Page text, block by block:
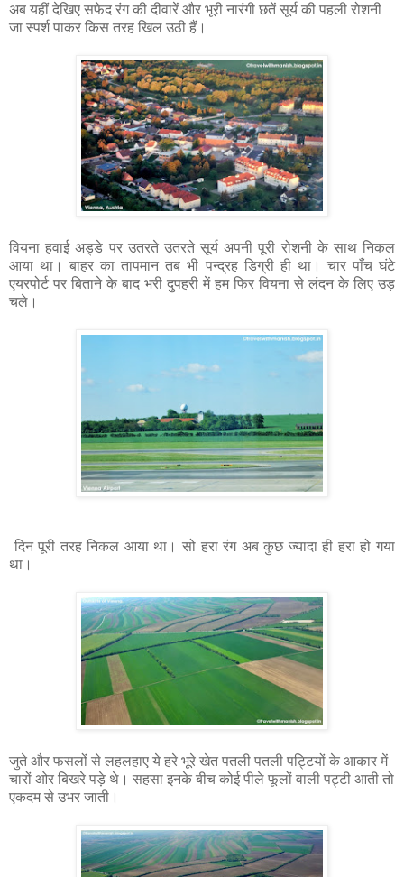
अब यहीं देखिए सफेद रंग की दीवारें और भूरी नारंगी छतें सूर्य की पहली रोशनी
जा स्पर्श पाकर किस तरह खिल उठी हैं।
वियना हवाई अड्डे पर उतरते उतरते सूर्य अपनी पूरी रोशनी के साथ निकल
आया था। बाहर का तापमान तब भी पन्द्रह डिग्री ही था। चार पाँच घंटे
एयरपोर्ट पर बिताने के बाद भरी दुपहरी में हम फिर वियना से लंदन के लिए उड़
चले।
दिन पूरी तरह निकल आया था। सो हरा रंग अब कुछ ज्यादा ही हरा हो गया
था।
जुते और फसलों से लहलहाए ये हरे भूरे खेत पतली पतली पट्टियों के आकार में
चारों ओर बिखरे पड़े थे। सहसा इनके बीच कोई पीले फूलों वाली पट्टी आती तो
एकदम से उभर जाती।